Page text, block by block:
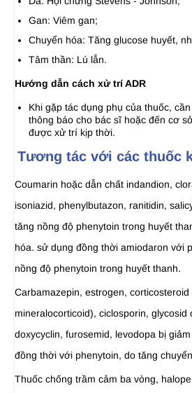
Gan: Viêm gan;
Chuyển hóa: Tăng glucose huyết,
Tâm thần: Lú lẫn.
Hướng dẫn cách xử trí ADR
Khi gặp tác dụng phụ của thuốc,
thông báo cho bác sĩ hoặc đến cơ
được xử trí kịp thời.
Tương tác với các thuốc
Coumarin hoặc dẫn chất indandion,
isoniazid, phenylbutazon, ranitidin,
tăng nồng độ phenytoin trong huyết
hóa. sử dụng đồng thời amiodaron với
nồng độ phenytoin trong huyết thanh.
Carbamazepin, estrogen, corticosteroid
mineralocorticoid), ciclosporin, glycosid
doxycyclin, furosemid, levodopa bị
đồng thời với phenytoin, do tăng
Thuốc chống trầm cảm ba vòng,